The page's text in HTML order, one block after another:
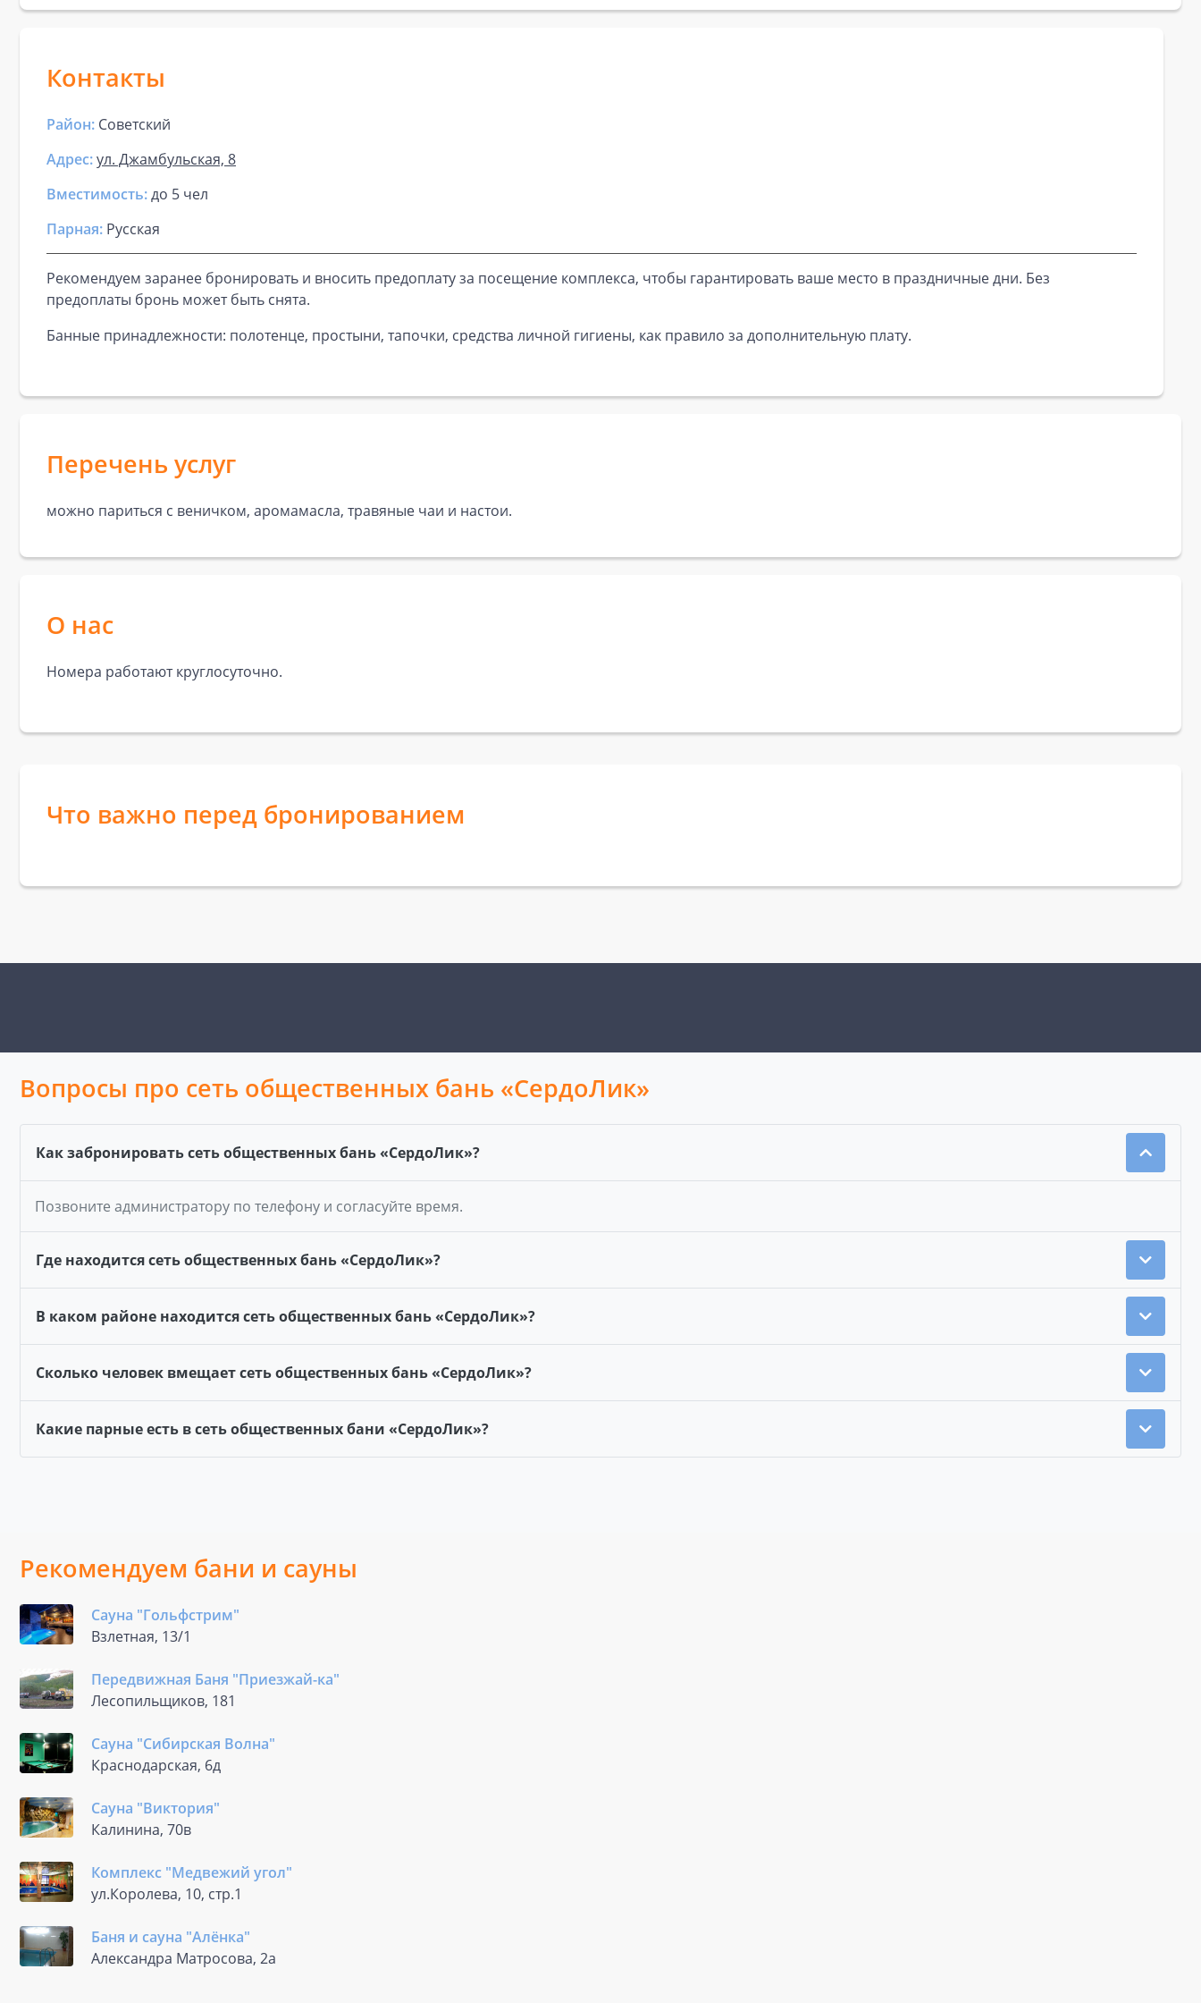
Контакты
Район: Советский
Адрес:ул. Джамбульская, 8
Вместимость:до 5 чел
Парная: Русская
Рекомендуем заранее бронировать и вносить предоплату за посещение комплекса, чтобы гарантировать ваше место в праздничные дни. Без
предоплаты бронь может быть снята.
Банные принадлежности: полотенце, простыни, тапочки, средства личной гигиены, как правило за дополнительную плату.
Перечень услуг
можно париться с веничком, аромамасла, травяные чаи и настои.
О нас
Номера работают круглосуточно.
Что важно перед бронированием
Вопросы про сеть общественных бань «СердоЛик»
Как забронировать сеть общественных бань «СердоЛик»?
Позвоните администратору по телефону и согласуйте время.
Где находится сеть общественных бань «СердоЛик»?
В каком районе находится сеть общественных бань «СердоЛик»?
Сколько человек вмещает сеть общественных бань «СердоЛик»?
Какие парные есть в сеть общественных бани «СердоЛик»?
Рекомендуем бани и сауны
Сауна "Гольфстрим"
Взлетная, 13/1
Передвижная Баня "Приезжай-ка"
Лесопильщиков, 181
Сауна "Сибирская Волна"
Краснодарская, 6д
Сауна "Виктория"
Калинина, 70в
Комплекс "Медвежий угол"
ул.Королева, 10, стр.1
Баня и сауна "Алёнка"
Александра Матросова, 2а